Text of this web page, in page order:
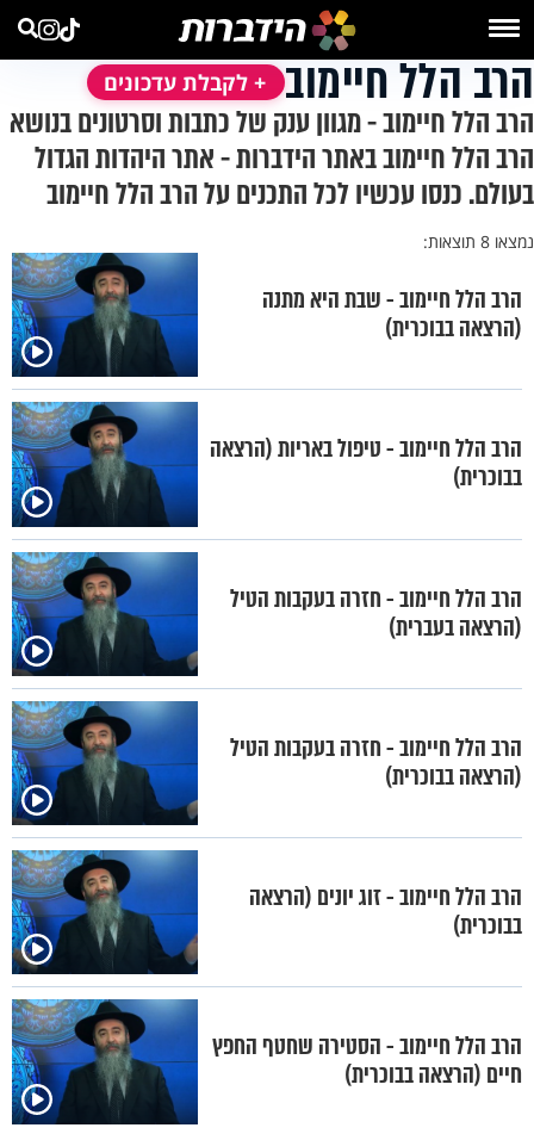
הרב הלל חיימוב + לקבלת עדכונים
הרב הלל חיימוב - מגוון ענק של כתבות וסרטונים בנושא
הרב הלל חיימוב באתר הידברות - אתר היהדות הגדול
בעולם. כנסו עכשיו לכל התכנים על הרב הלל חיימוב
נמצאו 8 תוצאות:
הרב הלל חיימוב - שבת היא מתנה
(הרצאה בבוכרית)
הרב הלל חיימוב - טיפול באריות (הרצאה
בבוכרית)
הרב הלל חיימוב - חזרה בעקבות הטיל
(הרצאה בעברית)
הרב הלל חיימוב - חזרה בעקבות הטיל
(הרצאה בבוכרית)
הרב הלל חיימוב - זוג יונים (הרצאה
בבוכרית)
הרב הלל חיימוב - הסטירה שחטף החפץ
חיים (הרצאה בבוכרית)